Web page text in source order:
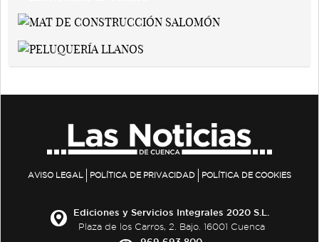
AVISO LEGAL POLÍTICA DE PRIVACIDAD POLÍTICA DE COOKIES
Ediciones y Servicios Integrales 2020 S.L.
Plaza de los Carros, 2. Bajo. 16001 Cuenca